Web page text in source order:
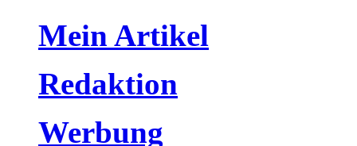
Mein Artikel
Redaktion
Werbung